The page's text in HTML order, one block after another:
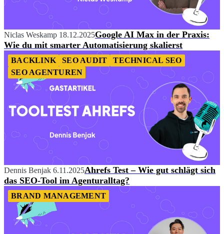
Niclas Weskamp 18.12.2025Google AI Max in der Praxis:
Wie du mit smarter Automatisierung skalierst
BACKLINK SEO AUDIT
TECHNICAL SEO
SEO AGENTUREN
Dennis Benjak 6.11.2025Ahrefs Test – Wie gut schlägt sich
das SEO-Tool im Agenturalltag?
BRAND MANAGEMENT